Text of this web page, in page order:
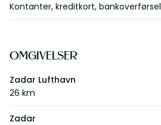
Kontanter, kreditkort, bankoverførsel
OMGIVELSER
Zadar Lufthavn
26 km
Zadar